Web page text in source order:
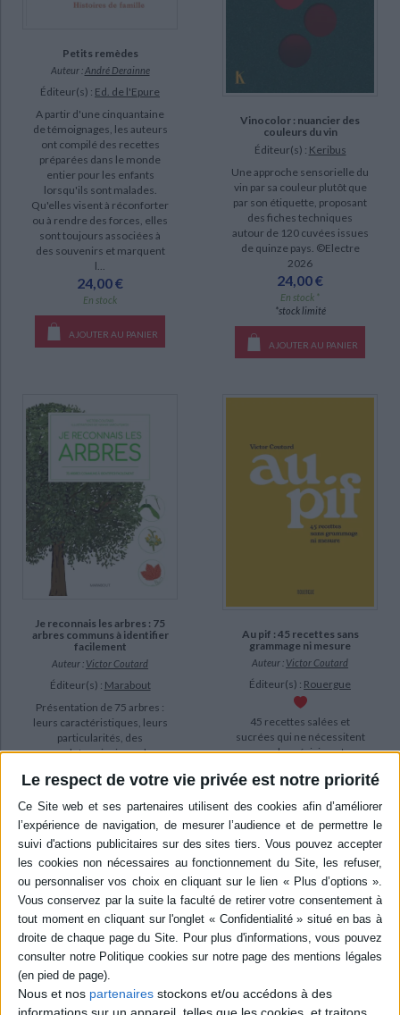
Le respect de votre vie privée est notre priorité
Nous et nos partenaires stockons et/ou accédons à des
Petits remèdes
Auteur :André Derainne
Éditeur(s) : Ed. de l'Epure
A partir d'une cinquantaine
de témoignages, les auteurs
ont compilé des recettes
préparées dans le monde
entier pour les enfants
lorsqu'ils sont malades.
Qu'elles visent à réconforter
ou à rendre des forces, elles
sont toujours associées à
des souvenirs et marquent
l...
24,00 €
En stock
AJOUTER AU PANIER
Vinocolor : nuancier des
couleurs du vin
Éditeur(s) : Keribus
Une approche sensorielle du
vin par sa couleur plutôt que
par son étiquette, proposant
des fiches techniques
autour de 120 cuvées issues
de quinze pays. ©Electre
2026
24,00 €
En stock *
*stock limité
AJOUTER AU PANIER
Je reconnais les arbres : 75
arbres communs à identifier
facilement
Auteur : Victor Coutard
Éditeur(s) : Marabout
Présentation de 75 arbres :
leurs caractéristiques, leurs
particularités, des
anecdotes ainsi que des
dont ils sont à l'origine.
réseau que constitue la
forêt. Avec, en fin d'ouvrage,
des conseils pour planter,
tailler ...
14,90 €
*stock limité
AJOUTER AU PANIER
Au pif : 45 recettes sans
grammage ni mesure
Auteur : Victor Coutard
Éditeur(s) : Rouergue
45 recettes salées et
sucrées qui ne nécessitent
pas de précision et
cours à l'improvisation.
la cuisine, détaille le
matériel nécessaire et le
choix des ingrédients, et
explique comment cuisiner
en fonction de ...
28,00 €
En stock *
*stock limité
AJOUTER AU PANIER